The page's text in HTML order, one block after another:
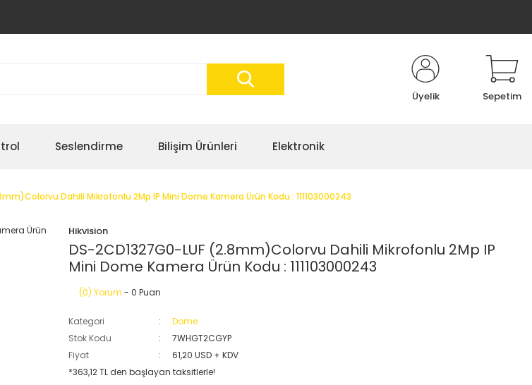
Üyelik Sepetim
Seslendirme Bilişim Ürünleri Elektronik
Dahili Mikrofonlu 2Mp IP Mini Dome Kamera Ürün Kodu : 111103000243
Hikvision
DS-2CD1327G0-LUF (2.8mm)Colorvu Dahili Mikrofonlu 2Mp IP
Mini Dome Kamera Ürün Kodu : 111103000243
(0) Yorum - 0 Puan
Kategori
Dome
Stok Kodu
7WHGT2CGYP
Fiyat
61,20 USD + KDV
*363,12 TL den başlayan taksitlerle!